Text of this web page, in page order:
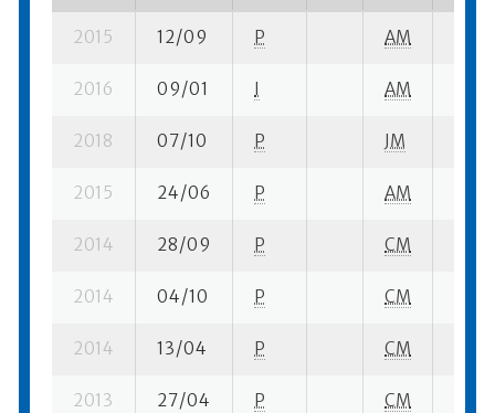
2015 12/09 P AM
2016 09/01 I AM
2018 07/10 P JM
2015 24/06 P AM
2014 28/09 P CM
2014 04/10 P CM
2014 13/04 P CM
2013 27/04 P CM